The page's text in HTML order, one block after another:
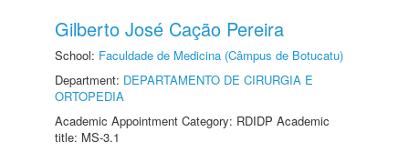
Gilberto José Cação Pereira
School: Faculdade de Medicina (Câmpus de Botucatu)
Department: DEPARTAMENTO DE CIRURGIA E
ORTOPEDIA
Academic Appointment Category: RDIDP Academic
title: MS-3.1